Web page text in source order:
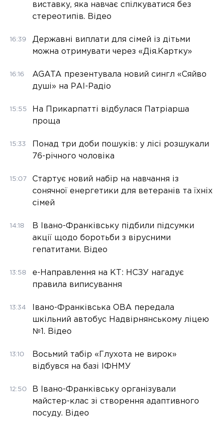
виставку, яка навчає спілкуватися без
стереотипів. Відео
16:39
Державні виплати для сімей із дітьми
можна отримувати через «Дія.Картку»
16:16
AGATA презентувала новий сингл «Сяйво
душі» на РАІ-Радіо
15:55
На Прикарпатті відбулася Патріарша
проща
15:33
Понад три доби пошуків: у лісі розшукали
76-річного чоловіка
15:07
Стартує новий набір на навчання із
сонячної енергетики для ветеранів та їхніх
сімей
14:18
В Івано-Франківську підбили підсумки
акції щодо боротьби з вірусними
гепатитами. Відео
13:58
е-Направлення на КТ: НСЗУ нагадує
правила виписування
13:34
Івано-Франківська ОВА передала
шкільний автобус Надвірнянському ліцею
№1. Відео
13:10
Восьмий табір «Глухота не вирок»
відбувся на базі ІФНМУ
12:50
В Івано-Франківську організували
майстер-клас зі створення адаптивного
посуду. Відео